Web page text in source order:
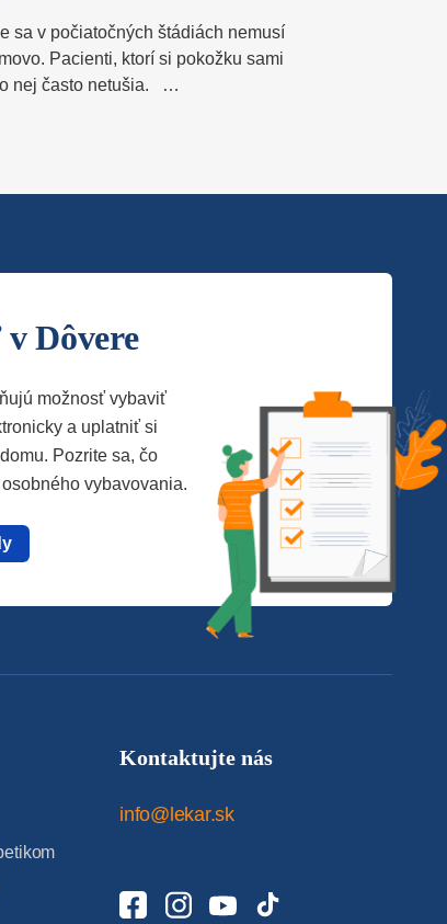
sa v počiatočných štádiách nemusí
Pacienti, ktorí si pokožku sami
nej často netušia. …
Dôvere
možnosť vybaviť
a uplatniť si
Pozrite sa, čo
vybavovania.
Kontaktujte nás
info@lekar.sk